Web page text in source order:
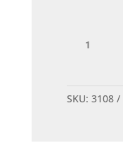
Elasticos
cantidad
SKU: 3108